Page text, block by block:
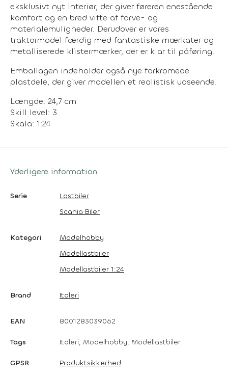
eksklusivt nyt interiør, der giver føreren enestående
komfort og en bred vifte af farve- og
materialemuligheder. Derudover er vores
traktormodel færdig med fantastiske mærkater og
metalliserede klistermærker, der er klar til påføring.
Emballagen indeholder også nye forkromede
plastdele, der giver modellen et realistisk udseende.
Længde: 24,7 cm
Skill level: 3
Skala: 1:24
Yderligere information
Serie
Lastbiler
Scania Biler
Kategori
Modelhobby
Modellastbiler
Modellastbiler 1:24
Brand Italeri
EAN 8001283039062
Tags Italeri, Modelhobby, Modellastbiler
GPSR Produktsikkerhed